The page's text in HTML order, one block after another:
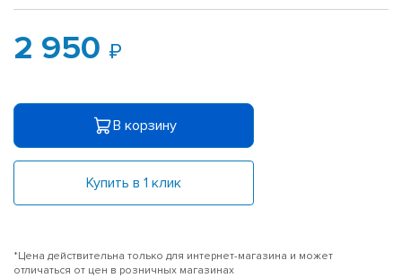
2 950
В корзину
Купить в 1 клик
*Цена действительна только для интернет-магазина и может
отличаться от цен в розничных магазинах